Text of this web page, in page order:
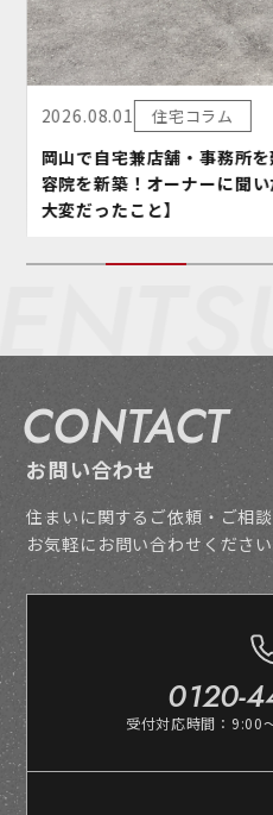
2026.08.01 住宅コラム
岡山で自宅兼店舗・事務所
容院を新築！オーナーに聞
大変だったこと】
CONTACT
お問い合わせ
住まいに関するご依頼・ご相
お気軽にお問い合わせください
0120-
受付対応時間：9:00